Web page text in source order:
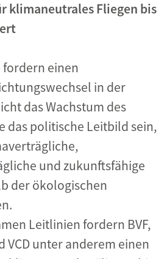
klimaneutrales Fliegen bis
fordern einen
in der
das Wachstum des
das politische Leitbild sein,
und zukunftsfähige
der ökologischen
Leitlinien fordern BVF,
VCD unter anderem einen